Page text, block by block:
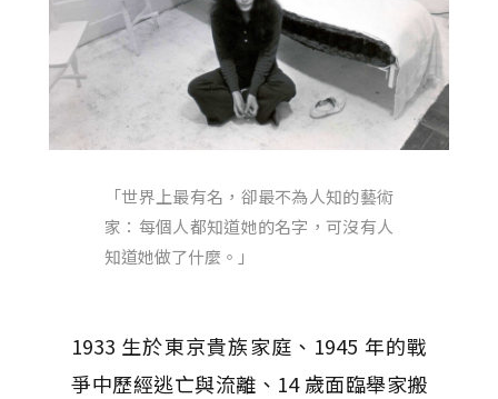
「世界上最有名，卻最不為人知的藝術
家：每個人都知道她的名字，可沒有人
知道她做了什麼。」
1933 生於東京貴族家庭、1945 年的戰
爭中歷經逃亡與流離、14 歲面臨舉家搬